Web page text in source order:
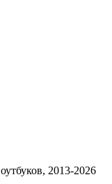
2013-2026